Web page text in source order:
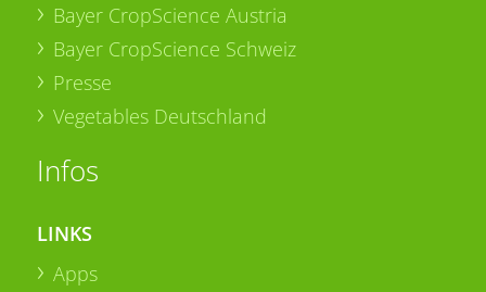
Bayer CropScience Austria
Bayer CropScience Schweiz
Presse
Vegetables Deutschland
Infos
LINKS
Apps